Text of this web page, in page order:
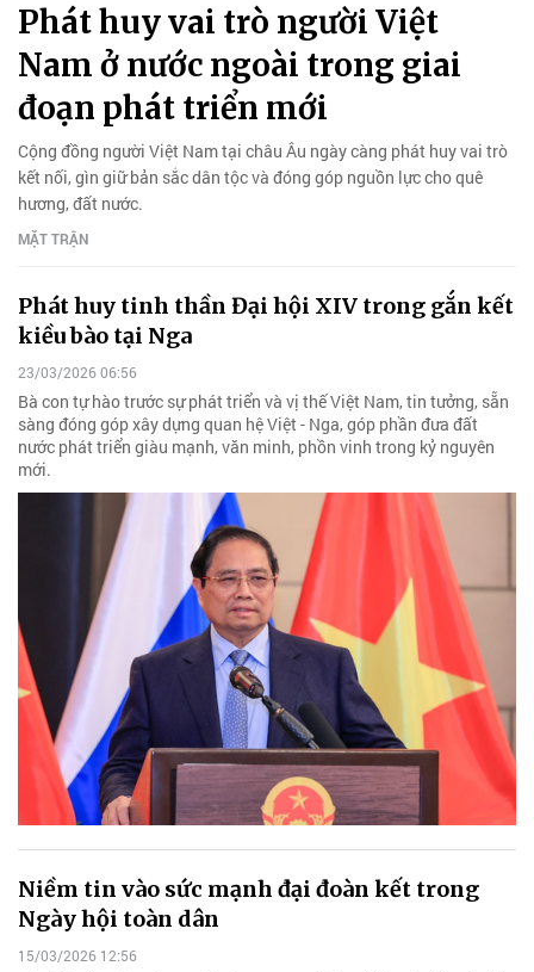
Phát huy vai trò người Việt
Nam ở nước ngoài trong giai
đoạn phát triển mới
Cộng đồng người Việt Nam tại châu Âu ngày càng phát huy vai trò
kết nối, gìn giữ bản sắc dân tộc và đóng góp nguồn lực cho quê
hương, đất nước.
MẶT TRẬN
Phát huy tinh thần Đại hội XIV trong gắn kết
kiều bào tại Nga
23/03/2026 06:56
Bà con tự hào trước sự phát triển và vị thế Việt Nam, tin tưởng, sẵn
sàng đóng góp xây dựng quan hệ Việt - Nga, góp phần đưa đất
nước phát triển giàu mạnh, văn minh, phồn vinh trong kỷ nguyên
mới.
Niềm tin vào sức mạnh đại đoàn kết trong
Ngày hội toàn dân
15/03/2026 12:56